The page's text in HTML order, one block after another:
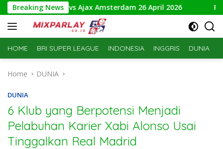
Skip
to
content
Breaking News
Breda vs Ajax Amsterdam 26 April 2026 Prediksi
HOME BRI SUPER LEAGUE INDONESIA INGGRIS DUNIA
Home DUNIA
DUNIA
6 Klub yang Berpotensi Menjadi
Pelabuhan Karier Xabi Alonso Usai
Tinggalkan Real Madrid